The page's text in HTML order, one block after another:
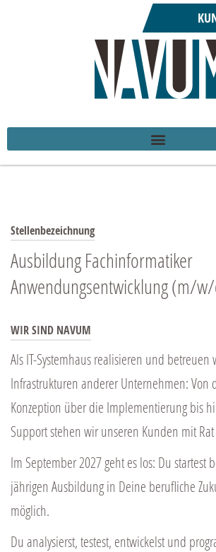
Stellenbezeichnung
Ausbildung Fachinformatiker
Anwendungsentwicklung (m/
WIR SIND NAVUM
Als IT-Systemhaus realisieren und betreuen
Infrastrukturen anderer Unternehmen: Von
Konzeption über die Implementierung bis
Support stehen wir unseren Kunden mit Rat
Im September 2027 geht es los: Du startest
jährigen Ausbildung in Deine berufliche
möglich.
Du analysierst, testest, entwickelst und